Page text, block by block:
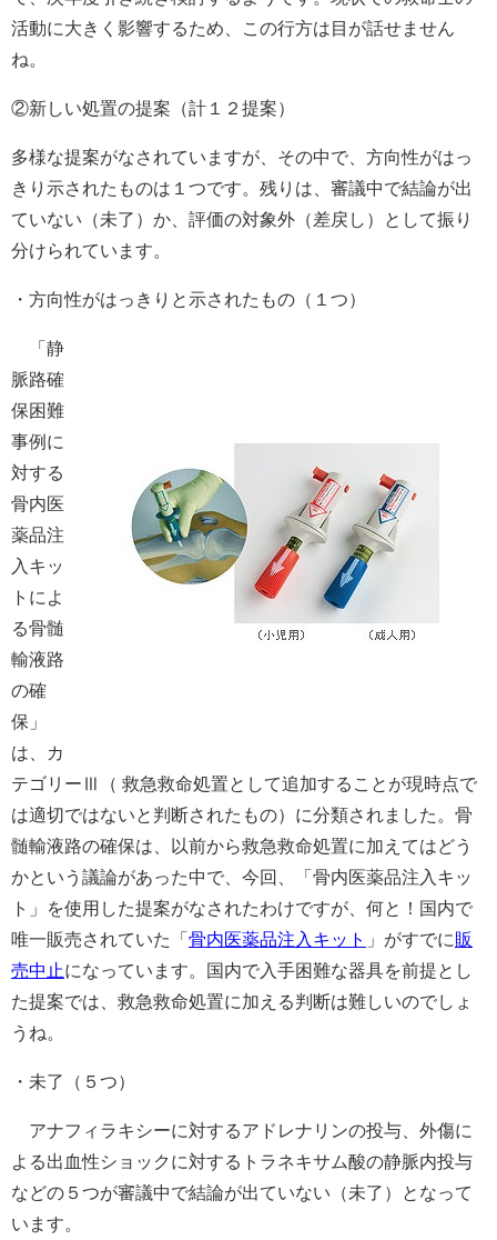
活動に大きく影響するため、この行方は目が話せません
ね。
②新しい処置の提案（計１２提案）
多様な提案がなされていますが、その中で、方向性がはっ
きり示されたものは１つです。残りは、審議中で結論が出
ていない（未了）か、評価の対象外（差戻し）として振り
分けられています。
・方向性がはっきりと示されたもの（１つ）
「静
脈路確
保困難
事例に
対する
骨内医
薬品注
入キッ
トによ
る骨髄
輸液路
の確
保」
は、カ
テゴリーⅢ（ 救急救命処置として追加することが現時点で
は適切ではないと判断されたもの）に分類されました。骨
髄輸液路の確保は、以前から救急救命処置に加えてはどう
かという議論があった中で、今回、「骨内医薬品注入キッ
ト」を使用した提案がなされたわけですが、何と！国内で
唯一販売されていた「 骨内医薬品注入キット 」がすでに 販
売中止になっています。国内で入手困難な器具を前提とし
た提案では、救急救命処置に加える判断は難しいのでしょ
うね。
・未了（５つ）
アナフィラキシーに対するアドレナリンの投与、外傷に
よる出血性ショックに対するトラネキサム酸の静脈内投与
などの５つが審議中で結論が出ていない（未了）となって
います。